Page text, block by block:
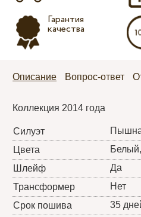
Гарантия
качества
Описание Вопрос-ответ
Коллекция 2014 года
Силуэт
Цвета
Шлейф
Да
Трансформер
Нет
Срок пошива
35